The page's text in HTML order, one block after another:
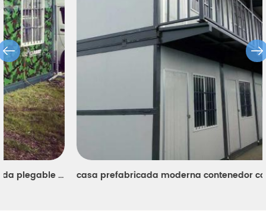
casa prefabricada moderna contenedor contenedor panel sándwich plegable